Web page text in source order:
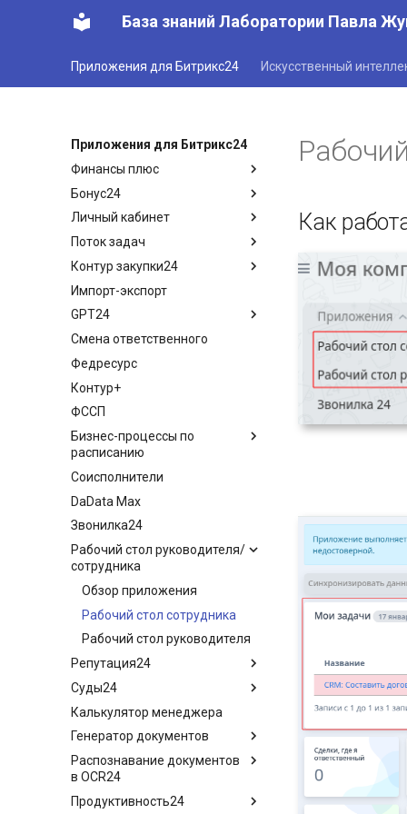
База знаний Лаборатории Павла
Приложения для Битрикс24 Искусственный
Приложения для Битрикс24
Финансы плюс
Финансы плюс - обзор
Поступления
Расходы
Акты
План платежей (рассрочка)
Статистика продаж
Финансовые организации
ЦФО
Отчеты
Настройка приложения
API Финансы+
Часто задаваемые вопросы
Бонус24
Обзор приложения
Описание интерфейса
Меню настройки
Настройка бонусных планов
Примеры настроек бонусных
Личный кабинет
Обзор приложения
Режим клиента
Режим менеджера
Настройки
Интеграция с приложениями
Поток задач
Обзор приложения
Настройка приложения
Контур закупки24
Введение
Функции приложения
Настройки
Импорт-экспорт
GPT24
Введение
Настройки приложения
Примеры использования
Смена ответственного
Федресурс
Контур+
ФССП
Бизнес-процессы по
расписанию
Обзор приложения
Настройка приложения
Соисполнители
DaData Max
Звонилка24
Рабочий стол руководителя/
сотрудника
Обзор приложения
Рабочий стол сотрудника
Рабочий стол руководителя
Репутация24
Обзор приложения
Результаты опросов
Настройка анкеты
Настройка автоматизации
Суды24
Обзор приложения
Порядок работы
Настройка приложения
Калькулятор менеджера
Генератор документов
Обзор приложения
Формирование документов
Настройка шаблонов
Распознавание документов
в OCR24
Обзор приложения
Продуктивность24
Как